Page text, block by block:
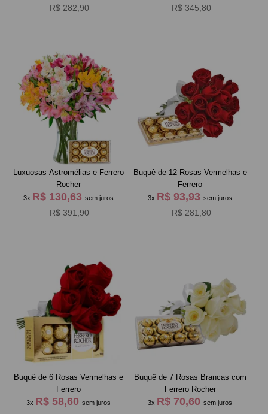
R$ 282,90 R$ 345,80
Luxuosas Astromélias e Ferrero
Rocher
3x R$ 130,63 sem juros
R$ 391,90
Buquê de 12 Rosas Vermelhas e
Ferrero
3x R$ 93,93sem juros
R$ 281,80
Buquê de 6 Rosas Vermelhas e
Ferrero
3x R$ 58,60 sem juros
Buquê de 7 Rosas Brancas com
Ferrero Rocher
3x R$ 70,60sem juros